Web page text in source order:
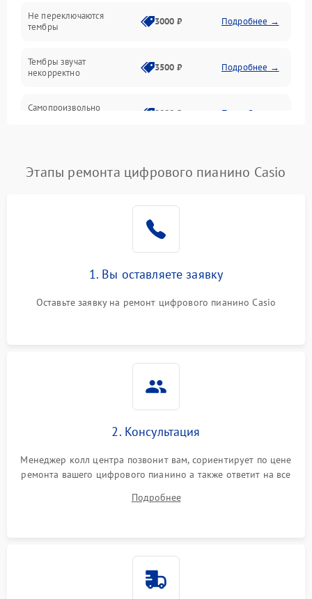
Аудио
Оптика
Не переключаются
тембры
3000 ₽ Подробнее →
Тембры звучат
некорректно
3500 ₽ Подробнее →
Самопроизвольно
2800 ₽ Подробнее →
Этапы ремонта цифрового пианино Casio
1. Вы оставляете заявку
Оставьте заявку на ремонт цифрового пианино Casio
2. Консультация
Менеджер колл центра позвонит вам, сориентирует по цене
ремонта вашего цифрового пианино а также ответит на все
Подробнее